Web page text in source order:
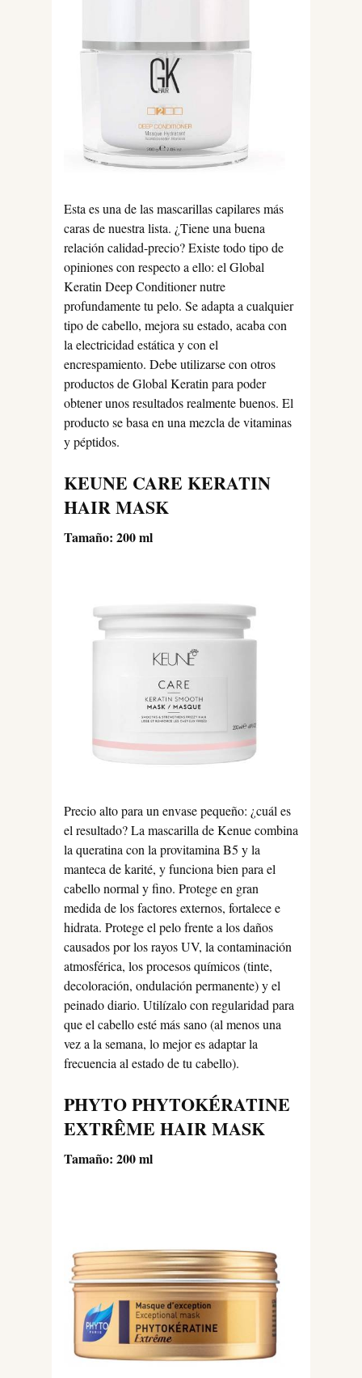
Esta es una de las mascarillas capilares más
caras de nuestra lista. ¿Tiene una buena
relación calidad-precio? Existe todo tipo de
opiniones con respecto a ello: el Global
Keratin Deep Conditioner nutre
profundamente tu pelo. Se adapta a cualquier
tipo de cabello, mejora su estado, acaba con
la electricidad estática y con el
encrespamiento. Debe utilizarse con otros
productos de Global Keratin para poder
obtener unos resultados realmente buenos. El
producto se basa en una mezcla de vitaminas
y péptidos.
KEUNE CARE KERATIN
HAIR MASK
Tamaño: 200 ml
Precio alto para un envase pequeño: ¿cuál es
el resultado? La mascarilla de Kenue combina
la queratina con la provitamina B5 y la
manteca de karité, y funciona bien para el
cabello normal y fino. Protege en gran
medida de los factores externos, fortalece e
hidrata. Protege el pelo frente a los daños
causados por los rayos UV, la contaminación
atmosférica, los procesos químicos (tinte,
decoloración, ondulación permanente) y el
peinado diario. Utilízalo con regularidad para
que el cabello esté más sano (al menos una
vez a la semana, lo mejor es adaptar la
frecuencia al estado de tu cabello).
PHYTO PHYTOKÉRATINE
EXTRÊME HAIR MASK
Tamaño: 200 ml